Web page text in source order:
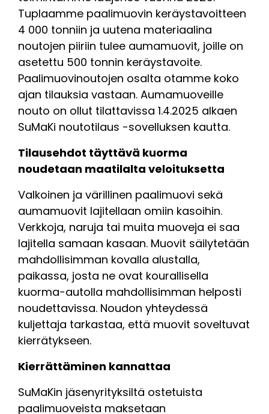
Tuplaamme paalimuovin keräystavoitteen
4 000 tonniin ja uutena materiaalina
noutojen piiriin tulee aumamuovit, joille on
asetettu 500 tonnin keräystavoite.
Paalimuovinoutojen osalta otamme koko
ajan tilauksia vastaan. Aumamuoveille
nouto on ollut tilattavissa 1.4.2025 alkaen
SuMaKi noutotilaus -sovelluksen kautta.
Tilausehdot täyttävä kuorma
noudetaan maatilalta veloituksetta
Valkoinen ja värillinen paalimuovi sekä
aumamuovit lajitellaan omiin kasoihin.
Verkkoja, naruja tai muita muoveja ei saa
lajitella samaan kasaan. Muovit säilytetään
mahdollisimman kovalla alustalla,
paikassa, josta ne ovat kourallisella
kuorma-autolla mahdollisimman helposti
noudettavissa. Noudon yhteydessä
kuljettaja tarkastaa, että muovit soveltuvat
kierrätykseen.
Kierrättäminen kannattaa
SuMaKin jäsenyrityksiltä ostetuista
paalimuoveista maksetaan